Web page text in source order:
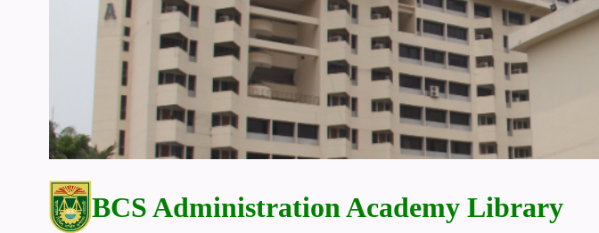
BCS Administration Academy Library